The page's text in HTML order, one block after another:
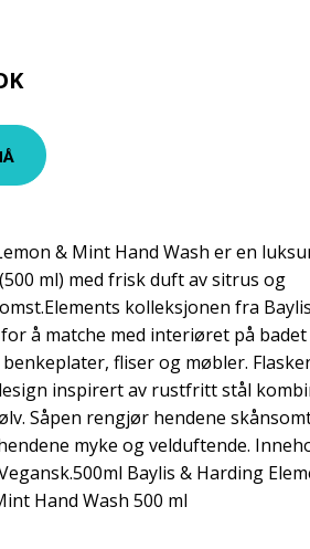
& Mint Hand Wash er en
ml) med frisk duft av sitrus og
kolleksjonen fra
å matche med interiøret på
fliser og møbler.
inspirert av rustfritt stål
Såpen rengjør hendene
myke og velduftende.
Baylis & Harding
Hand Wash 500 ml